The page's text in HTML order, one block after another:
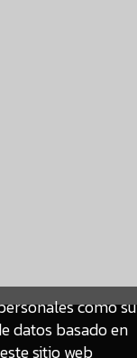
como su
datos basado en
sitio web